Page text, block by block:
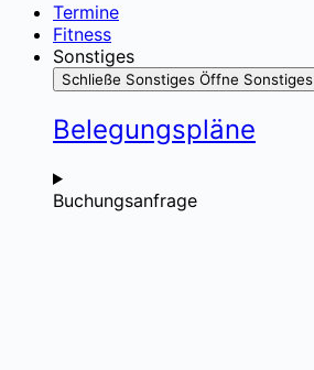
Termine
Fitness
Sonstiges
Schließe Sonstiges Öffne Sonstiges
Belegungspläne
Buchungsanfrage